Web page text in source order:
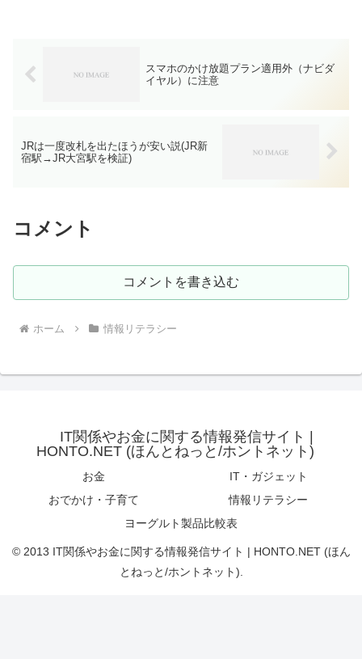
スマホのかけ放題プラン適用外（ナビダ
イヤル）に注意
JRは一度改札を出たほうが安い説(JR新
宿駅→JR大宮駅を検証)
コメント
コメントを書き込む
ホーム 情報リテラシー
IT関係やお金に関する情報発信サイト |
HONTO.NET (ほんとねっと/ホントネット)
お金
IT・ガジェット
おでかけ・子育て
情報リテラシー
ヨーグルト製品比較表
© 2013 IT関係やお金に関する情報発信サイト | HONTO.NET (ほん
とねっと/ホントネット).